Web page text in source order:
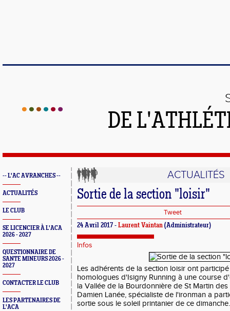
DE
-- L'AC AVRANCHES --
ACTUALITÉS
LE CLUB
SE LICENCIER À L'ACA
2026 - 2027
QUESTIONNAIRE DE
SANTE MINEURS 2026 -
2027
CONTACTER LE CLUB
LES PARTENAIRES DE
L'ACA
ACTUALITÉS
Sortie de la section "loisir"
Tweet
24 Avril 2017 - Laurent Vaintan (Administrateur)
Infos
Les adhérents de la section loisir ont
homologues d'Isigny Running à une course
la Vallée de la Bourdonnière de St Martin
Damien Lanée, spécialiste de l'ironman a
sortie sous le soleil printanier de ce